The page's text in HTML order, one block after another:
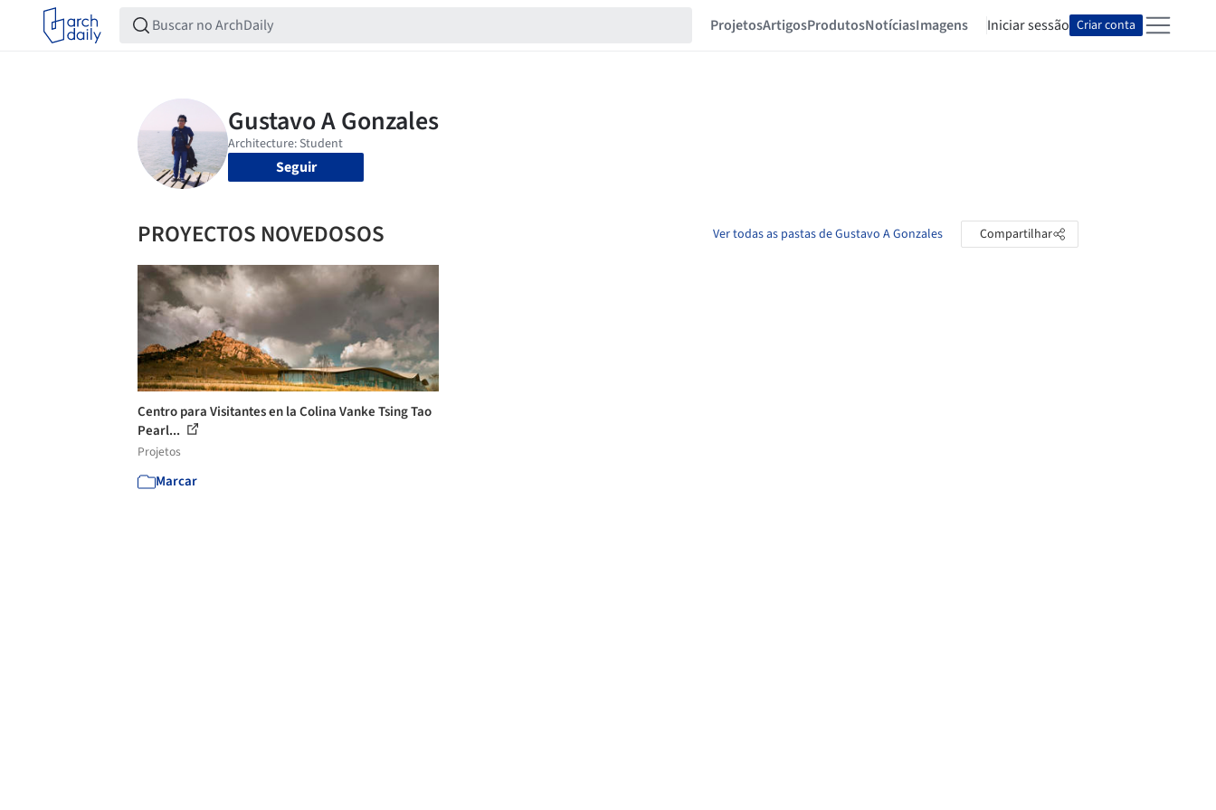
ProjetosArtigosProdutosNotíciasImagens Iniciar sessão Criar conta
Seguir
PROYECTOS NOVEDOSOS Ver todas as pastas de Gustavo A Gonzales Compartilhar
Centro para Visitantes en la Colina Vanke Tsing Tao
Pearl...
Projetos
Marcar